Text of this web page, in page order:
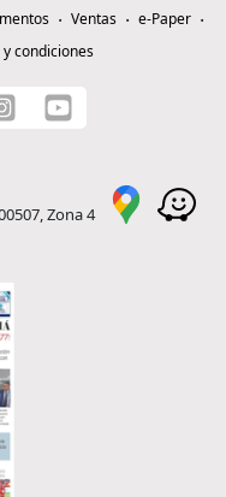
Ventas
e-Paper
condiciones
Zona 4